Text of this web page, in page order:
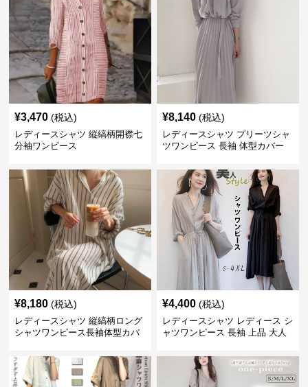
¥3,470 (税込)
レディースシャツ 縦縞柄開襟七
分袖ワンピース
¥8,140 (税込)
レディースシャツ プリーツシャ
ツワンピース 長袖 体型カバー
¥8,180 (税込)
レディースシャツ 縦縞柄ロング
シャツワンピース長袖体型カバ
¥4,400 (税込)
レディースシャツ レディース シ
ャツワンピース 長袖 上品 大人